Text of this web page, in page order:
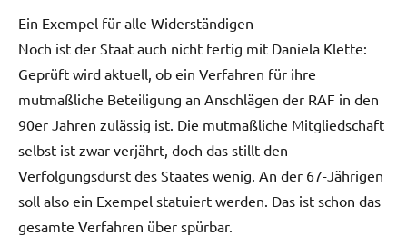
Ein Exempel für alle Widerständigen
Noch ist der Staat auch nicht fertig mit Daniela Klette:
Geprüft wird aktuell, ob ein Verfahren für ihre
mutmaßliche Beteiligung an Anschlägen der RAF in den
90er Jahren zulässig ist. Die mutmaßliche Mitgliedschaft
selbst ist zwar verjährt, doch das stillt den
Verfolgungsdurst des Staates wenig. An der 67-Jährigen
soll also ein Exempel statuiert werden. Das ist schon das
gesamte Verfahren über spürbar.